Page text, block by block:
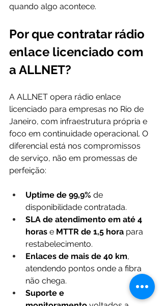
quando algo acontece.
Por que contratar rádio
enlace licenciado com
a ALLNET?
A ALLNET opera rádio enlace
licenciado para empresas no Rio de
Janeiro, com infraestrutura própria e
foco em continuidade operacional. O
diferencial está nos compromissos
de serviço, não em promessas de
perfeição:
Uptime de 99,9% de
disponibilidade contratada.
SLA de atendimento em até 4
horas e MTTR de 1,5 hora para
restabelecimento.
Enlaces de mais de 40 km,
atendendo pontos onde a fibra
não chega.
Suporte e